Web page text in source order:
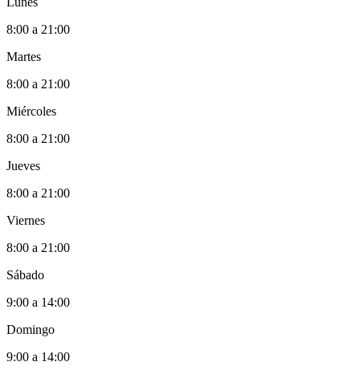
8:00 a 21:00
Martes
8:00 a 21:00
Miércoles
8:00 a 21:00
Jueves
8:00 a 21:00
Viernes
8:00 a 21:00
Sábado
9:00 a 14:00
Domingo
9:00 a 14:00